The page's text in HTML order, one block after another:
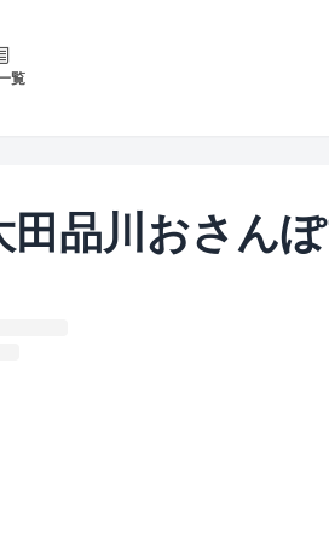
覧
田品川おさん